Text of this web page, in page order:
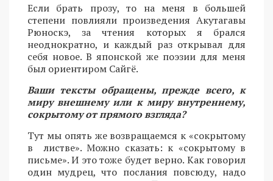
Если брать прозу, то на меня в большей
степени повлияли произведения Акутагавы
Рюноскэ, за чтения которых я брался
неоднократно, и каждый раз открывал для
себя новое. В японской же поэзии для меня
был ориентиром Сайгё.
Ваши тексты обращены, прежде всего, к
миру внешнему или к миру внутреннему,
сокрытому от прямого взгляда?
Тут мы опять же возвращаемся к «сокрытому
в листве». Можно сказать: к «сокрытому в
письме». И это тоже будет верно. Как говорил
один мудрец, что послания повсюду, надо